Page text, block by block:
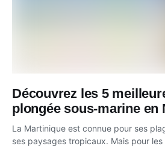
Découvrez les 5
plongée sous-marine en
La Martinique est connue pour ses
ses paysages tropicaux. Mais pour